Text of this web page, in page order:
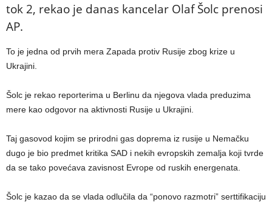
tok 2, rekao je danas kancelar Olaf Šolc prenosi
AP.
To je jedna od prvih mera Zapada protiv Rusije zbog krize u
Ukrajini.
Šolc je rekao reporterima u Berlinu da njegova vlada preduzima
mere kao odgovor na aktivnosti Rusije u Ukrajini.
Taj gasovod kojim se prirodni gas doprema iz rusije u Nemačku
dugo je bio predmet kritika SAD i nekih evropskih zemalja koji tvrde
da se tako povećava zavisnost Evrope od ruskih energenata.
Šolc je kazao da se vlada odlučila da “ponovo razmotri” serttifikaciju